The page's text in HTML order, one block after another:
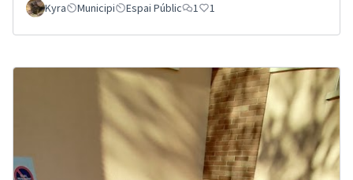
Kyra Municipi Espai Públic 1 1